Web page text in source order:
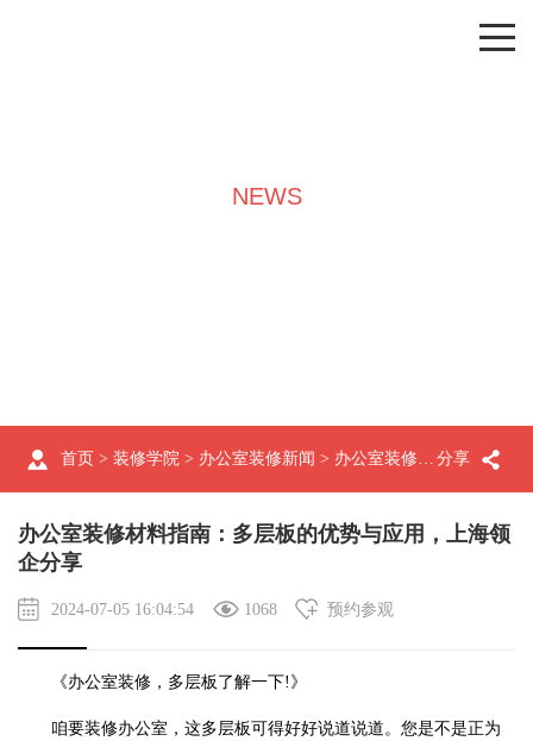
NEWS
分享
首页 > 装修学院 > 办公室装修新闻 > 办公室装修材料指南：多层板的优势与应用，上海领企分享
办公室装修材料指南：多层板的优势与应用，上海领
企分享
2024-07-05 16:04:54 1068 预约参观
《办公室装修，多层板了解一下!》
咱要装修办公室，这多层板可得好好说道说道。您是不是正为